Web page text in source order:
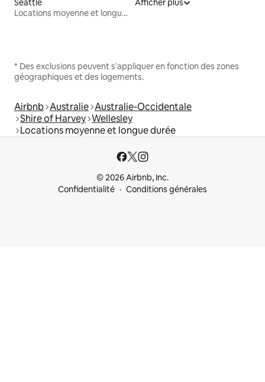
Seattle
Locations moyenne et longue durée
Afficher plus
* Des exclusions peuvent s'appliquer en fonction des zones
géographiques et des logements.
Airbnb Australie Australie-Occidentale
Shire of Harvey Wellesley
Locations moyenne et longue durée
© 2026 Airbnb, Inc.
Confidentialité
Conditions générales